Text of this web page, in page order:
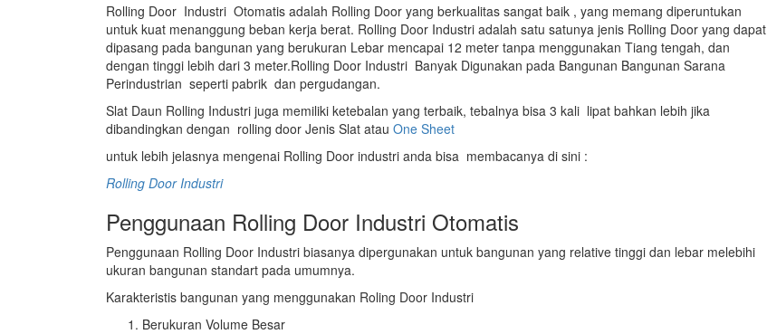
Rolling Door Industri Otomatis adalah Rolling Door yang berkualitas sangat baik , yang memang diperuntukan
untuk kuat menanggung beban kerja berat. Rolling Door Industri adalah satu satunya jenis Rolling Door yang dapat
dipasang pada bangunan yang berukuran Lebar mencapai 12 meter tanpa menggunakan Tiang tengah, dan
dengan tinggi lebih dari 3 meter.Rolling Door Industri Banyak Digunakan pada Bangunan Bangunan Sarana
Perindustrian seperti pabrik dan pergudangan.
Slat Daun Rolling Industri juga memiliki ketebalan yang terbaik, tebalnya bisa 3 kali lipat bahkan lebih jika
dibandingkan dengan rolling door Jenis Slat atau One Sheet
untuk lebih jelasnya mengenai Rolling Door industri anda bisa membacanya di sini :
Rolling Door Industri
Penggunaan Rolling Door Industri Otomatis
Penggunaan Rolling Door Industri biasanya dipergunakan untuk bangunan yang relative tinggi dan lebar melebihi
ukuran bangunan standart pada umumnya.
Karakteristis bangunan yang menggunakan Roling Door Industri
Berukuran Volume Besar